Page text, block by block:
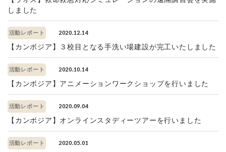
しました
活動レポート 2020.12.14
【カンボジア】３校目となる手洗い場建設が完工いたしました
活動レポート 2020.10.14
【カンボジア】アニメーションワークショップを行いました
活動レポート 2020.09.04
【カンボジア】オンラインスタディーツアーを行いました
活動レポート 2020.05.01